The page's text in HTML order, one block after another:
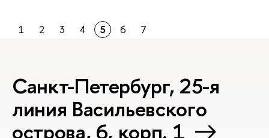
1 2 3 4 5 6 7
Санкт-Петербург, 25-я
линия Васильевского
острова, 6, корп. 1